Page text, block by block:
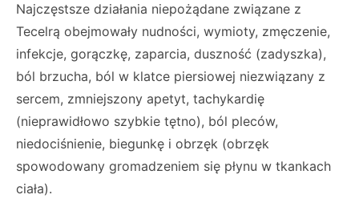
Najczęstsze działania niepożądane związane z
Tecelrą obejmowały nudności, wymioty, zmęczenie,
infekcje, gorączkę, zaparcia, duszność (zadyszka),
ból brzucha, ból w klatce piersiowej niezwiązany z
sercem, zmniejszony apetyt, tachykardię
(nieprawidłowo szybkie tętno), ból pleców,
niedociśnienie, biegunkę i obrzęk (obrzęk
spowodowany gromadzeniem się płynu w tkankach
ciała).